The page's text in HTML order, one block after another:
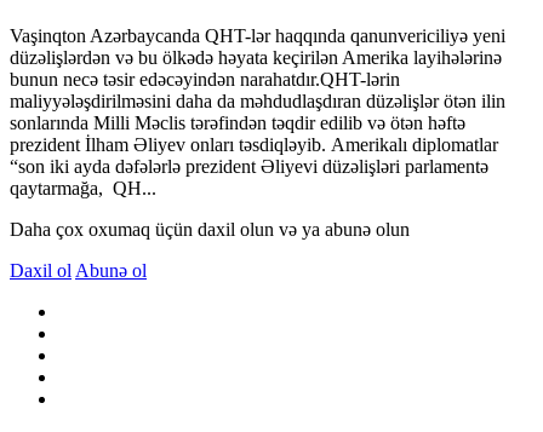
Vaşinqton Azərbaycanda QHT-lər haqqında qanunvericiliyə yeni
düzəlişlərdən və bu ölkədə həyata keçirilən Amerika layihələrinə
bunun necə təsir edəcəyindən narahatdır.QHT-lərin
maliyyələşdirilməsini daha da məhdudlaşdıran düzəlişlər ötən ilin
sonlarında Milli Məclis tərəfindən təqdir edilib və ötən həftə
prezident İlham Əliyev onları təsdiqləyib. Amerikalı diplomatlar
“son iki ayda dəfələrlə prezident Əliyevi düzəlişləri parlamentə
qaytarmağa, QH...
Daha çox oxumaq üçün daxil olun və ya abunə olun
Daxil ol Abunə ol